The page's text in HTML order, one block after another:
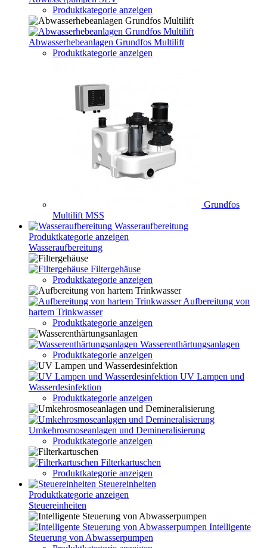
Produktkategorie anzeigen
Abwasserhebeanlagen Grundfos Multilift
Produktkategorie anzeigen
Grundfos
Multilift MSS
Wasseraufbereitung
Produktkategorie anzeigen
Wasseraufbereitung
Filtergehäuse
Produktkategorie anzeigen
Aufbereitung von
hartem Trinkwasser
Produktkategorie anzeigen
Wasserenthärtungsanlagen
Produktkategorie anzeigen
UV Lampen und
Wasserdesinfektion
Produktkategorie anzeigen
Umkehrosmoseanlagen und Demineralisierung
Produktkategorie anzeigen
Filterkartuschen
Produktkategorie anzeigen
Steuereinheiten
Produktkategorie anzeigen
Steuereinheiten
Intelligente
Steuerung von Abwasserpumpen